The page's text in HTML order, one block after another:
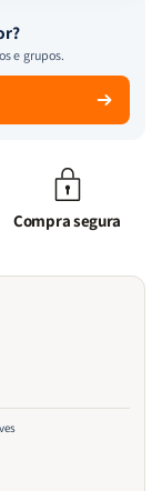
e grupos.
Compra segura